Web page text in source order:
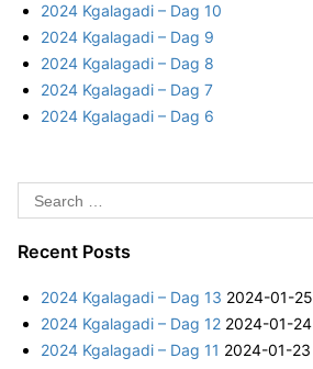
a
d
i
–
D
o
2024 Kgalagadi – Dag 10
2024 Kgalagadi – Dag 9
2024 Kgalagadi – Dag 8
2024 Kgalagadi – Dag 7
2024 Kgalagadi – Dag 6
e
a
c
h
Recent Posts
2024 Kgalagadi – Dag 13 2024-01-25
2024 Kgalagadi – Dag 12 2024-01-24
2024 Kgalagadi – Dag 11 2024-01-23